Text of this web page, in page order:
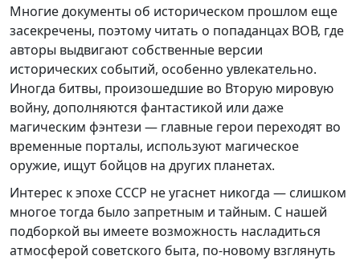
Многие документы об историческом прошлом еще
засекречены, поэтому читать о попаданцах ВОВ, где
авторы выдвигают собственные версии
исторических событий, особенно увлекательно.
Иногда битвы, произошедшие во Вторую мировую
войну, дополняются фантастикой или даже
магическим фэнтези — главные герои переходят во
временные порталы, используют магическое
оружие, ищут бойцов на других планетах.
Интерес к эпохе СССР не угаснет никогда — слишком
многое тогда было запретным и тайным. С нашей
подборкой вы имеете возможность насладиться
атмосферой советского быта, по-новому взглянуть